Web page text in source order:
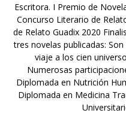
Escritora. I Premio de
Concurso Literario de
de Relato Guadix 2020
tres novelas publicadas:
viaje a los cien
Numerosas
Diplomada en Nutrición
Diplomada en Medicina